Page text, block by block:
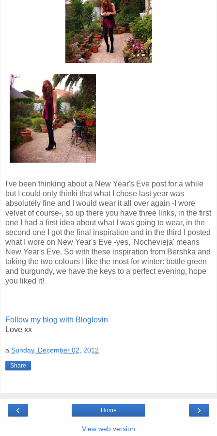
I've been thinking about a New Year's Eve post for a while
but I could only thinki that what I chose last year was
absolutely fine and I would wear it all over again -I wore
velvet of course-, so up there you have three links, in the first
one I had a first idea about what I was going to wear, in the
second one I got the final inspiration and in the third I posted
what I wore on New Year's Eve -yes, 'Nochevieja' means
New Year's Eve. So with these inspiration from Bershka and
taking the two colours I like the most for winter: bottle green
and burgundy, we have the keys to a perfect evening, hope
you liked it!
Follow my blog with Bloglovin
Love xx
a Sunday, December 02, 2012
Share
‹ ›
Home
View web version